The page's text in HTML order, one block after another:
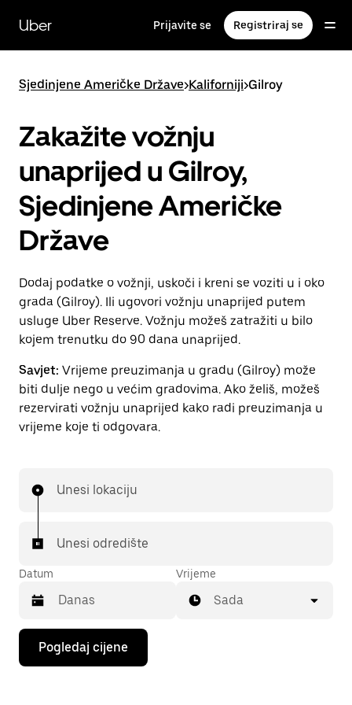
glavni
sadržaj
Uber Prijavite se Registriraj se
Sjedinjene Američke Države>Kaliforniji>Gilroy
Zakažite vožnju
unaprijed u Gilroy,
Sjedinjene Američke
Države
Dodaj podatke o vožnji, uskoči i kreni se voziti u i oko
grada (Gilroy). Ili ugovori vožnju unaprijed putem
usluge Uber Reserve. Vožnju možeš zatražiti u bilo
kojem trenutku do 90 dana unaprijed.
Savjet: Vrijeme preuzimanja u gradu (Gilroy) može
biti dulje nego u većim gradovima. Ako želiš, možeš
rezervirati vožnju unaprijed kako radi preuzimanja u
vrijeme koje ti odgovara.
Unesi lokaciju
Unesi odredište
Datum
Pritisni
tipku
sa
Vrijeme
Sada
Pogledaj cijene